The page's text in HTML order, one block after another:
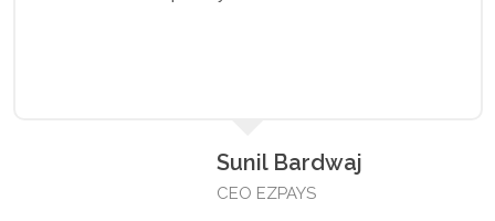
Sunil Bardwaj
CEO EZPAYS